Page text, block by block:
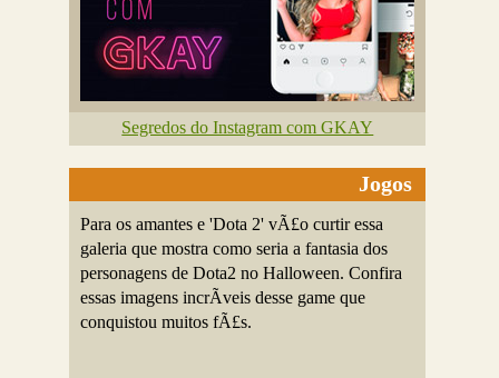
Segredos do Instagram com GKAY
Jogos
Para os amantes e 'Dota 2' vÃ£o curtir essa
galeria que mostra como seria a fantasia dos
personagens de Dota2 no Halloween. Confira
essas imagens incrÃ­veis desse game que
conquistou muitos fÃ£s.